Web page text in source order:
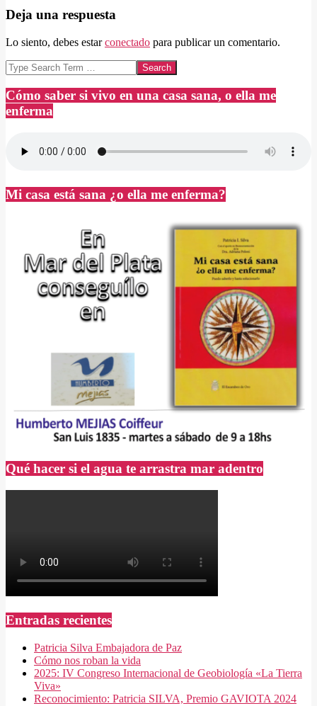
Deja una respuesta
Lo siento, debes estarconectado para publicar un comentario.
Search
Cómo saber si vivo en una casa sana, o ella me
enferma
Mi casa está sana ¿o ella me enferma?
Qué hacer si el agua te arrastra mar adentro
Entradas recientes
Patricia Silva Embajadora de Paz
Cómo nos roban la vida
2025: IV Congreso Internacional de Geobiología «La Tierra
Viva»
Reconocimiento: Patricia SILVA, Premio GAVIOTA 2024